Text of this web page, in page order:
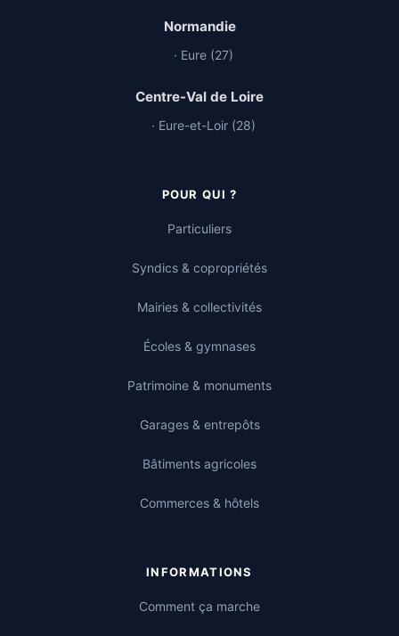
Normandie
· Eure (27)
Centre-Val de Loire
· Eure-et-Loir (28)
POUR QUI ?
Particuliers
Syndics & copropriétés
Mairies & collectivités
Écoles & gymnases
Patrimoine & monuments
Garages & entrepôts
Bâtiments agricoles
Commerces & hôtels
INFORMATIONS
Comment ça marche